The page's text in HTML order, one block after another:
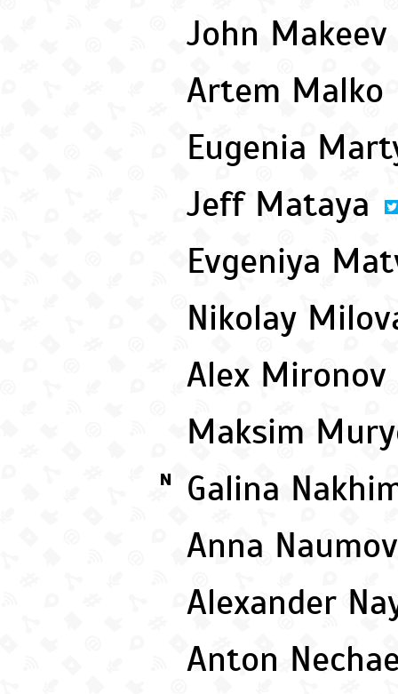
John Makeev
Artem Malko
Eugenia
Jeff Mataya
Evgeniya
Nikolay
Alex Mironov
Maksim
N
Galina
Anna
Alexander
Anton